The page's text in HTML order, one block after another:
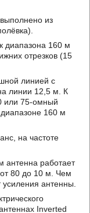
из
диапазона 160 м
отрезков (15
линией с
линии 12,5 м. К
или 75-омный
160 м
на частоте
антенна работает
80 до 10 м. Чем
антенны.
Inverted